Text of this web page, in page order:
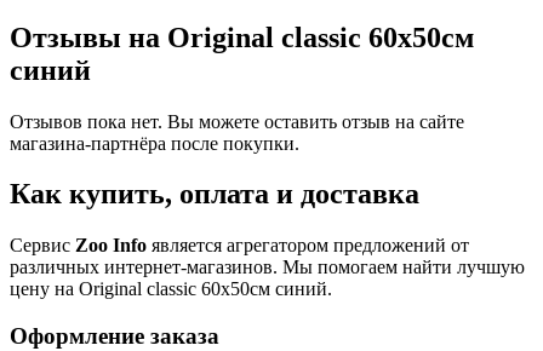
Отзывы на Original classic 60x50см
синий
Отзывов пока нет. Вы можете оставить отзыв на сайте
магазина-партнёра после покупки.
Как купить, оплата и доставка
Сервис Zoo Info является агрегатором предложений от
различных интернет-магазинов. Мы помогаем найти лучшую
цену на Original classic 60x50см синий.
Оформление заказа